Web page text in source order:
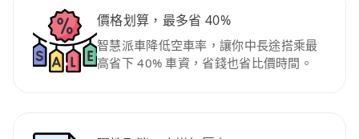
價格划算，最多省 40%
智慧派車降低空車率，讓你中長途搭乘最
高省下 40% 車資，省錢也省比價時間。